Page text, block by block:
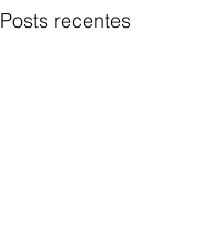
Posts recentes